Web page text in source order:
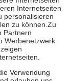
die tatsächlichen
Apotheken.
die
je
Gesundheit zu